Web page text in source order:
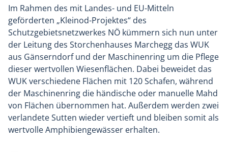
Im Rahmen des mit Landes- und EU-Mitteln
geförderten „Kleinod-Projektes“ des
Schutzgebietsnetzwerkes NÖ kümmern sich nun unter
der Leitung des Storchenhauses Marchegg das WUK
aus Gänserndorf und der Maschinenring um die Pflege
dieser wertvollen Wiesenflächen. Dabei beweidet das
WUK verschiedene Flächen mit 120 Schafen, während
der Maschinenring die händische oder manuelle Mahd
von Flächen übernommen hat. Außerdem werden zwei
verlandete Sutten wieder vertieft und bleiben somit als
wertvolle Amphibiengewässer erhalten.